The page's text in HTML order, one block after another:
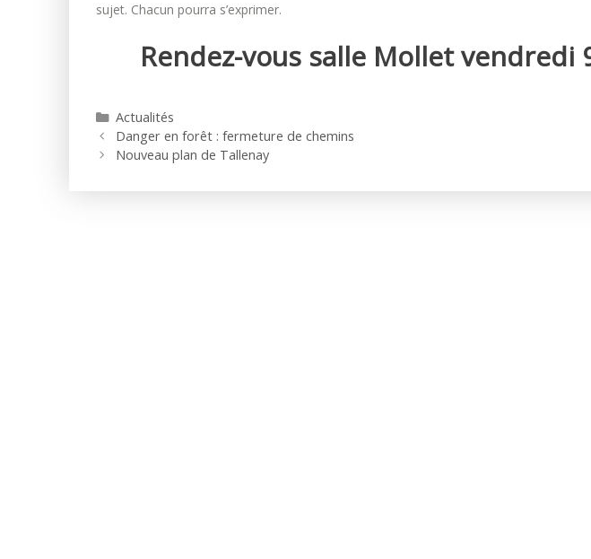
sujet. Chacun pourra s’exprimer.
Rendez-vous salle Mollet vendredi
Catégories
Actualités
Danger en forêt : fermeture de chemins
Nouveau plan de Tallenay